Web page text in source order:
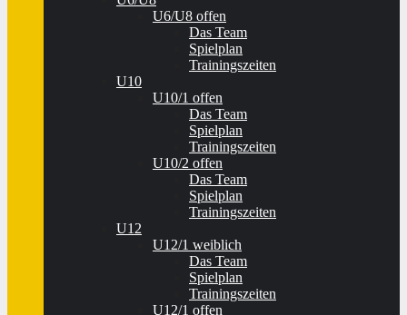
U6/U8 offen
Das Team
Spielplan
Trainingszeiten
U10
U10/1 offen
Das Team
Spielplan
Trainingszeiten
U10/2 offen
Das Team
Spielplan
Trainingszeiten
U12
U12/1 weiblich
Das Team
Spielplan
Trainingszeiten
U12/1 offen